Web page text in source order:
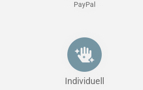
PayPal
Individuell